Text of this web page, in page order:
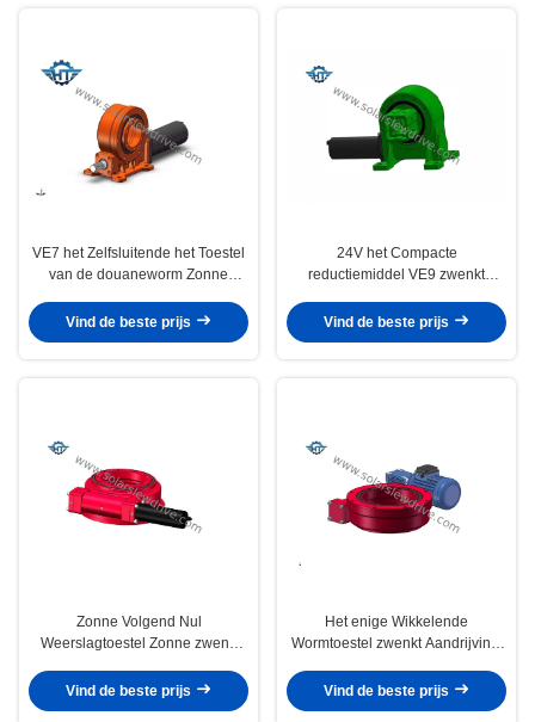
VE7 het Zelfsluitende het Toestel
van de douaneworm Zonne
Vind de beste prijs
24V het Compacte
reductiemiddel VE9 zwenkt
Zonne-energie
Vind de beste prijs
Zonne Volgend Nul
Weerslagtoestel Zonne zwenk
Motorcodeurs
Vind de beste prijs
Het enige Wikkelende
Wormtoestel zwenkt Aandrijving,
Zonnedrijvers
Vind de beste prijs